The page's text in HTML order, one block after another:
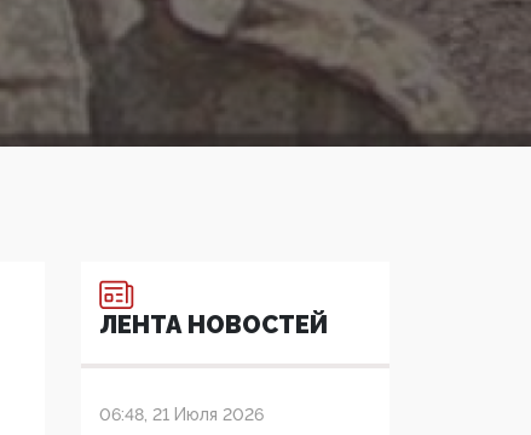
ЛЕНТА НОВОСТЕЙ
06:48, 21 Июля 2026